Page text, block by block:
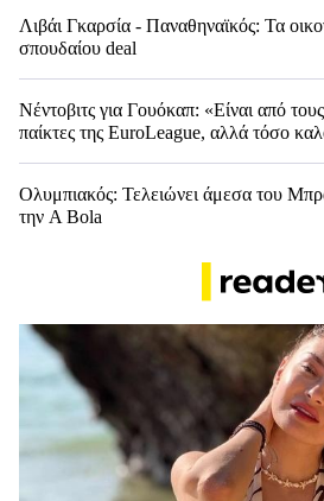
Λιβάι Γκαρσία - Παναθηναϊκός: Τα
σπουδαίου deal
Νέντοβιτς για Γουόκαπ: «Είναι από
παίκτες της EuroLeague, αλλά τόσο
Ολυμπιακός: Τελειώνει άμεσα του
την A Bola